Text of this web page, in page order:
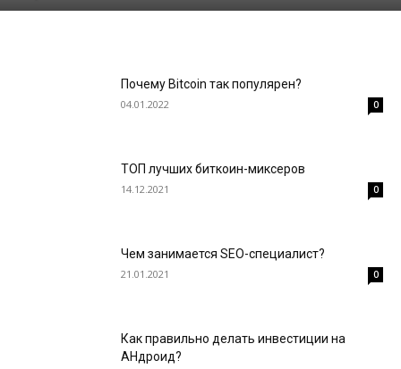
Почему Bitcoin так популярен?
04.01.2022 0
ТОП лучших биткоин-миксеров
14.12.2021 0
Чем занимается SEO-специалист?
21.01.2021 0
Как правильно делать инвестиции на
АНдроид?